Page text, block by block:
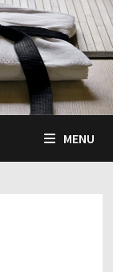
MENU